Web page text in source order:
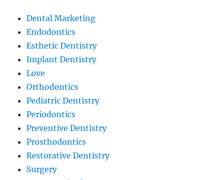
Dental Marketing
Endodontics
Esthetic Dentistry
Implant Dentistry
Love
Orthodontics
Pediatric Dentistry
Periodontics
Preventive Dentistry
Prosthodontics
Restorative Dentistry
Surgery